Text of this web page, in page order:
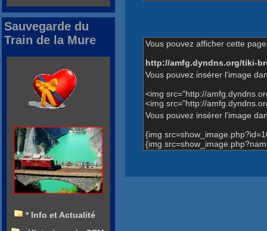
Vous pouvez afficher cette
http://amfg.dyndns.org/tiki-
Vous pouvez insérer l'image
<img src="http://
<img src="http://
Vous pouvez insérer l'image
{img
{img
Sauvegarde du
Train de la Mure
* Info et Actualité